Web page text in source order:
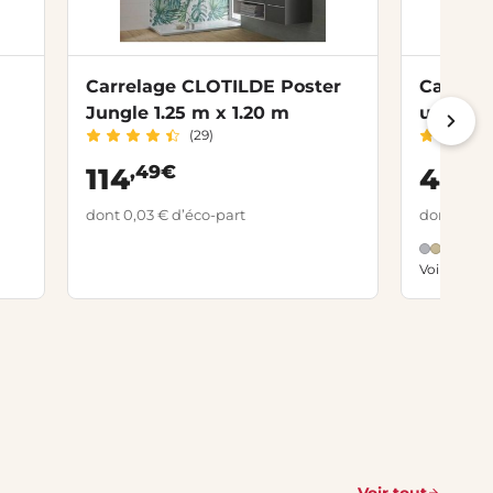
Carrelage CLOTILDE Poster
Jungle 1.25 m x 1.20 m
(29)
114,49€
dont 0,03 € d’éco-part
uni 25
44
dont 0,03
Voir